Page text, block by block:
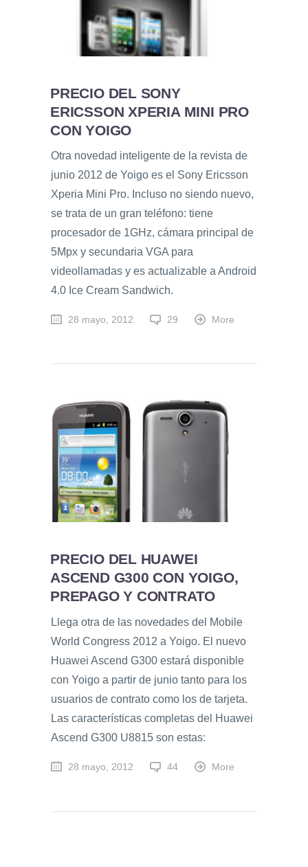
PRECIO DEL SONY
ERICSSON XPERIA MINI PRO
CON YOIGO
Otra novedad inteligente de la revista de
junio 2012 de Yoigo es el Sony Ericsson
Xperia Mini Pro. Incluso no siendo nuevo,
se trata de un gran teléfono: tiene
procesador de 1GHz, cámara principal de
5Mpx y secundaria VGA para
videollamadas y es actualizable a Android
4.0 Ice Cream Sandwich.
28 mayo, 2012 29 More
PRECIO DEL HUAWEI
ASCEND G300 CON YOIGO,
PREPAGO Y CONTRATO
Llega otra de las novedades del Mobile
World Congress 2012 a Yoigo. El nuevo
Huawei Ascend G300 estará disponible
con Yoigo a partir de junio tanto para los
usuarios de contrato como los de tarjeta.
Las características completas del Huawei
Ascend G300 U8815 son estas:
28 mayo, 2012 44 More